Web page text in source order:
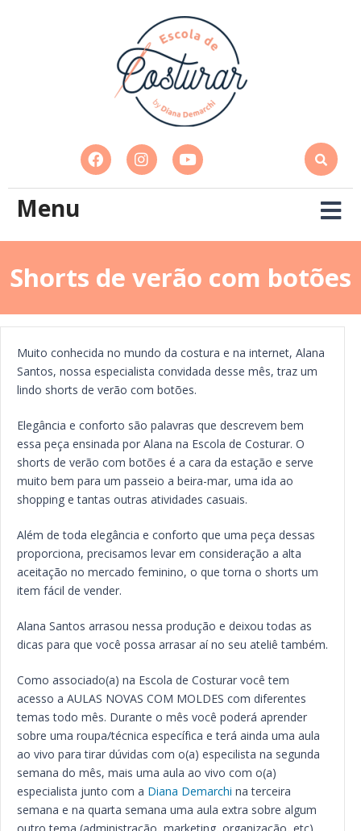
Menu
Shorts de verão com botões
Muito conhecida no mundo da costura e na internet, Alana
Santos, nossa especialista convidada desse mês, traz um
lindo shorts de verão com botões.
Elegância e conforto são palavras que descrevem bem
essa peça ensinada por Alana na Escola de Costurar. O
shorts de verão com botões é a cara da estação e serve
muito bem para um passeio a beira-mar, uma ida ao
shopping e tantas outras atividades casuais.
Além de toda elegância e conforto que uma peça dessas
proporciona, precisamos levar em consideração a alta
aceitação no mercado feminino, o que torna o shorts um
item fácil de vender.
Alana Santos arrasou nessa produção e deixou todas as
dicas para que você possa arrasar aí no seu ateliê também.
Como associado(a) na Escola de Costurar você tem
acesso a AULAS NOVAS COM MOLDES com diferentes
temas todo mês. Durante o mês você poderá aprender
sobre uma roupa/técnica específica e terá ainda uma aula
ao vivo para tirar dúvidas com o(a) especilista na segunda
semana do mês, mais uma aula ao vivo com o(a)
especialista junto com a Diana Demarchi na terceira
semana e na quarta semana uma aula extra sobre algum